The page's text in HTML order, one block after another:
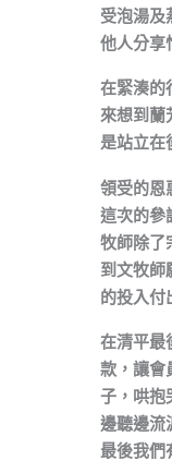
受泡湯及
他人分享
在緊湊的
來想到蘭
是站立在
領受的恩
這次的參
牧師除了
到文牧師
的投入付
在清平最
款，讓會
子，哄抱
邊聽邊流
最後我們